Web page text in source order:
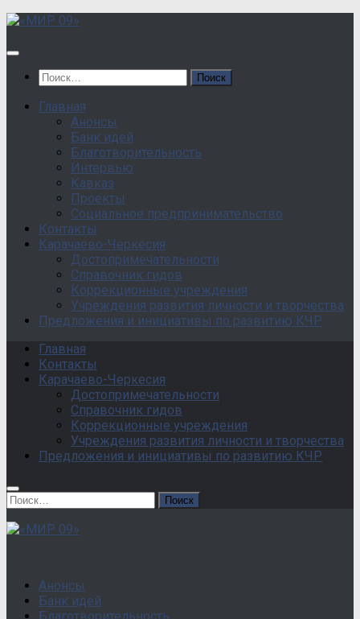
Перейти
содержанию
Найти:
Главная
Анонсы
Банк идей
Благотворительность
Интервью
Кавказ
Проекты
Социальное предпринимательство
Контакты
Карачаево-Черкесия
Достопримечательности
Справочник гидов
Коррекционные учреждения
Учреждения развития личности и творчества
Предложения и инициативы по развитию КЧР
Главная
Контакты
Карачаево-Черкесия
Достопримечательности
Справочник гидов
Коррекционные учреждения
Учреждения развития личности и творчества
Предложения и инициативы по развитию КЧР
Найти:
Анонсы
Банк идей